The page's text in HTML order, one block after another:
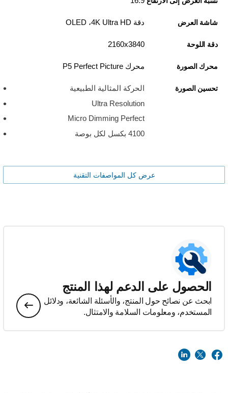
شاشة العرض دقة 4K Ultra HD، ‏OLED
دقة اللوحة 3840‏x‏2160
محرك الصورة محرك P5 Perfect Picture
تحسين الصورة
الحركة المثالية الطبيعية
Ultra Resolution
Micro Dimming Perfect
4100 بكسل لكل بوصة
عرض كل المواصفات التقنية
الحصول على الدعم لهذا المنتج
ابحث عن نصائح حول المنتج، والأسئلة الشائعة، ودلائل
المستخدم، ومعلومات السلامة والامتثال.